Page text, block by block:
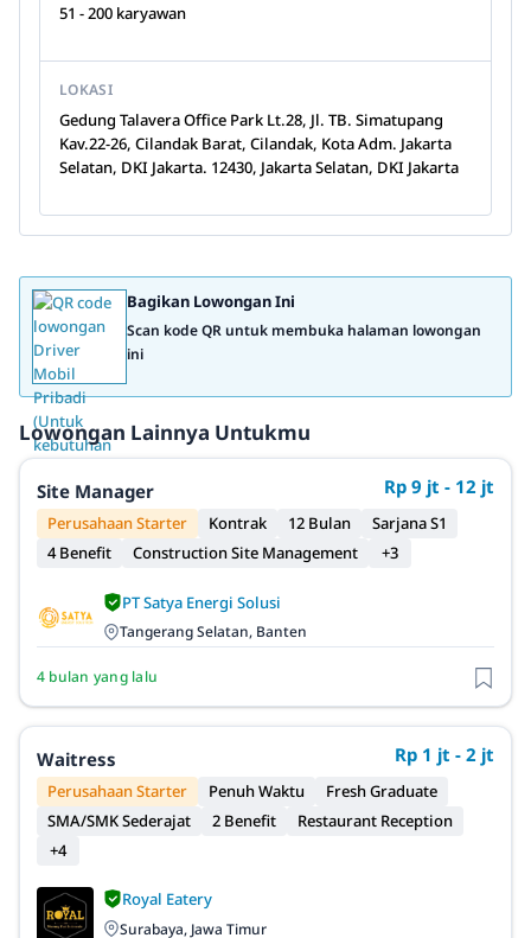
51 - 200 karyawan
LOKASI
Gedung Talavera Office Park Lt.28, Jl. TB. Simatupang
Kav.22-26, Cilandak Barat, Cilandak, Kota Adm. Jakarta
Selatan, DKI Jakarta. 12430, Jakarta Selatan, DKI Jakarta
Bagikan Lowongan Ini
Scan kode QR untuk membuka halaman lowongan
ini
Lowongan Lainnya Untukmu
Site Manager Rp 9 jt - 12 jt
Perusahaan Starter Kontrak 12 Bulan
Sarjana S1
4 Benefit
Construction Site Management +3
PT Satya Energi Solusi
Tangerang Selatan, Banten
4 bulan yang lalu
Waitress Rp 1 jt - 2 jt
Perusahaan Starter Penuh Waktu
Fresh Graduate
SMA/SMK Sederajat
2 Benefit
Restaurant Reception
+4
Royal Eatery
Surabaya, Jawa Timur